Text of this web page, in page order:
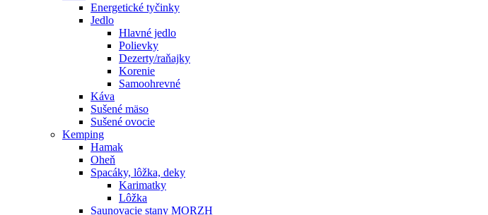
Energetické tyčinky
Jedlo
Hlavné jedlo
Polievky
Dezerty/raňajky
Korenie
Samoohrevné
Káva
Sušené mäso
Sušené ovocie
Kemping
Hamak
Oheň
Spacáky, lôžka, deky
Karimatky
Lôžka
Saunovacie stany MORZH